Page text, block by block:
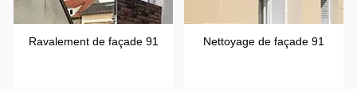
Ravalement de façade 91 Nettoyage de façade 91